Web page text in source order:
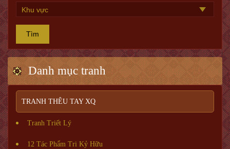
Tìm
Danh mục tranh
TRANH THÊU TAY XQ
Tranh Triết Lý
12 Tác Phẩm Tri Kỷ Hữu